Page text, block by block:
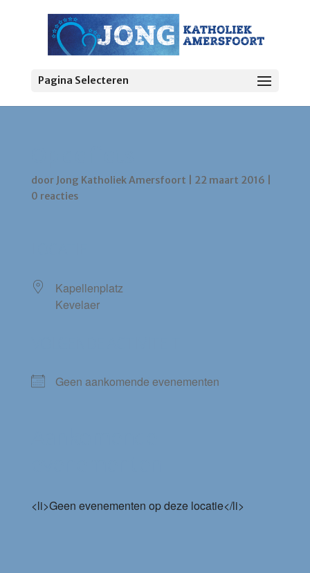
Pagina Selecteren
door Jong Katholiek Amersfoort 22 maart 2016
0 reacties
Kapellenplatz
Kevelaer
Geen aankomende evenementen
<li>Geen evenementen op deze locatie</li>